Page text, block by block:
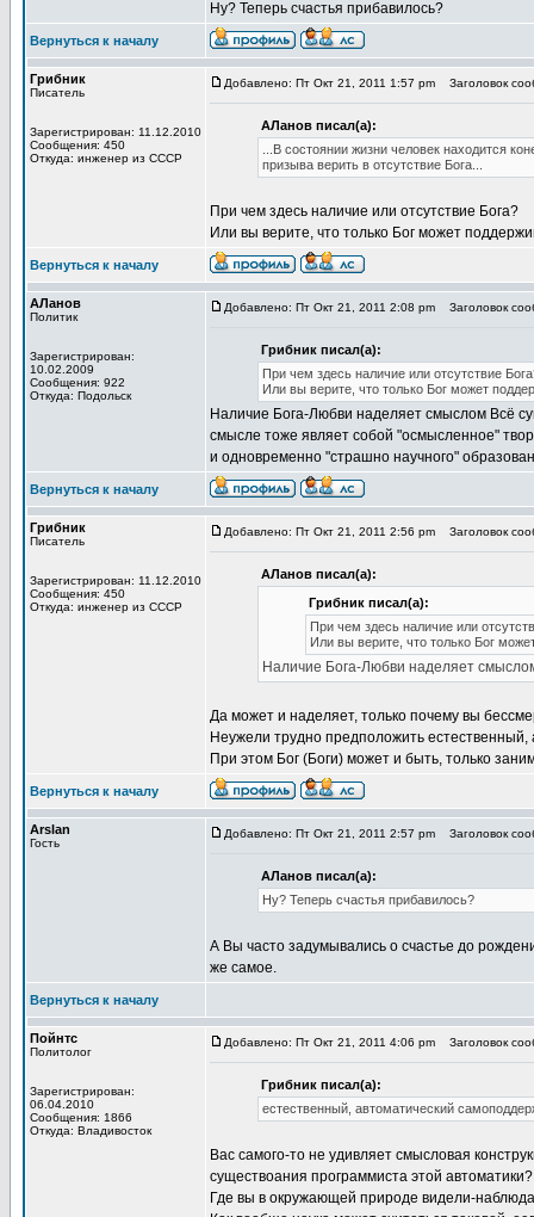
Ну? Теперь счастья прибавилось?
Вернуться к началу
Грибник
Писатель
Зарегистрирован: 11.12.2010
Сообщения: 450
Откуда: инженер из СССР
Добавлено: Пт Окт 21, 2011 1:57 pm Заголовок
АЛанов писал(а):
...В состоянии жизни человек находится
призыва верить в отсутствие Бога...
При чем здесь наличие или отсутствие Бога?
Или вы верите, что только Бог может
Вернуться к началу
АЛанов
Политик
Зарегистрирован:
10.02.2009
Сообщения: 922
Откуда: Подольск
Добавлено: Пт Окт 21, 2011 2:08 pm Заголовок
Грибник писал(а):
При чем здесь наличие или отсутствие
Или вы верите, что только Бог может
Наличие Бога-Любви наделяет смыслом Всё
смысле тоже являет собой "осмысленное"
и одновременно "страшно научного"
Вернуться к началу
Грибник
Писатель
Зарегистрирован: 11.12.2010
Сообщения: 450
Откуда: инженер из СССР
Добавлено: Пт Окт 21, 2011 2:56 pm Заголовок
АЛанов писал(а):
Грибник писал(а):
При чем здесь наличие или
Или вы верите, что только Бог
Наличие Бога-Любви наделяет
Да может и наделяет, только почему вы
Неужели трудно предположить
При этом Бог (Боги) может и быть, только
Вернуться к началу
Arslan
Гость
Добавлено: Пт Окт 21, 2011 2:57 pm Заголовок
АЛанов писал(а):
Ну? Теперь счастья прибавилось?
А Вы часто задумывались о счастье до
же самое.
Вернуться к началу
Пойнтс
Политолог
Зарегистрирован:
06.04.2010
Сообщения: 1866
Откуда: Владивосток
Добавлено: Пт Окт 21, 2011 4:06 pm Заголовок
Грибник писал(а):
естественный, автоматический
Вас самого-то не удивляет смысловая
существоания программиста этой автоматики?
Где вы в окружающей природе видели-